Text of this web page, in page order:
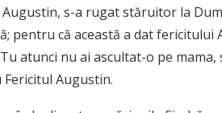
s-a rugat stăruitor la
pentru că această a dat
atunci nu ai ascultat-o pe
Fericitul Augustin.